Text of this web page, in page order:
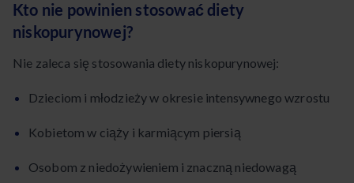
Kto nie powinien stosować diety
niskopurynowej?
Nie zaleca się stosowania diety niskopurynowej:
Dzieciom i młodzieży w okresie intensywnego wzrostu
Kobietom w ciąży i karmiącym piersią
Osobom z niedożywieniem i znaczną niedowagą